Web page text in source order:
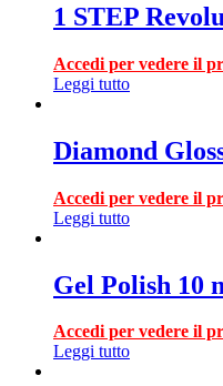
1 STEP
Accedi per vedere il
Leggi tutto
Diamond
Accedi per vedere il
Leggi tutto
Gel Polish 10
Accedi per vedere il
Leggi tutto